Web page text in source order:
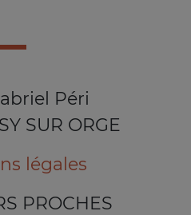
Péri
SUR ORGE
légales
PROCHES